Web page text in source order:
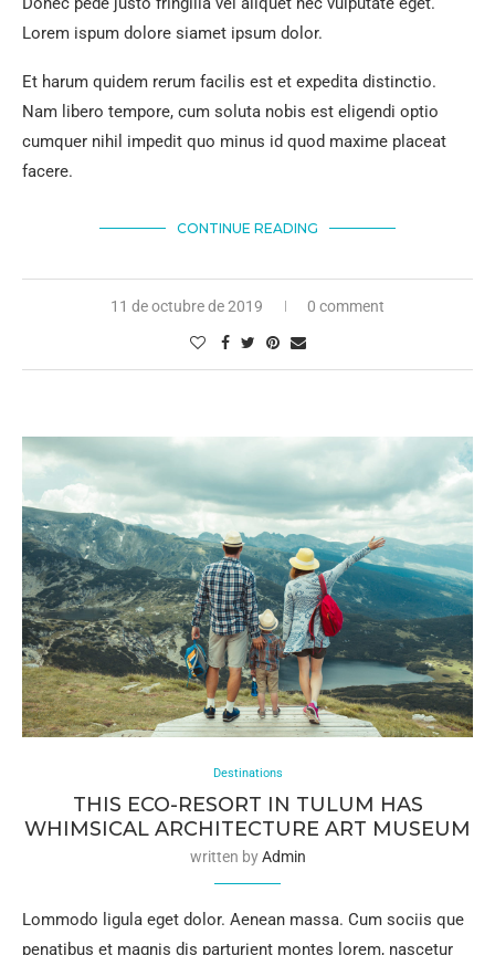
Lorem ispum dolore siamet ipsum dolor.
Et harum quidem rerum facilis est et expedita distinctio.
Nam libero tempore, cum soluta nobis est eligendi optio
cumquer nihil impedit quo minus id quod maxime placeat
facere.
CONTINUE READING
11 de octubre de 2019 0 comment
Destinations
THIS ECO-RESORT IN TULUM HAS
WHIMSICAL ARCHITECTURE ART MUSEUM
written byAdmin
Lommodo ligula eget dolor. Aenean massa. Cum sociis que
penatibus et magnis dis parturient montes lorem, nascetur